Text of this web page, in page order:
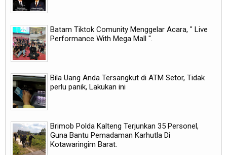
Batam Tiktok Comunity Menggelar Acara, " Live
Performance With Mega Mall ".
Bila Uang Anda Tersangkut di ATM Setor, Tidak
perlu panik, Lakukan ini
Brimob Polda Kalteng Terjunkan 35 Personel,
Guna Bantu Pemadaman Karhutla Di
Kotawaringim Barat.